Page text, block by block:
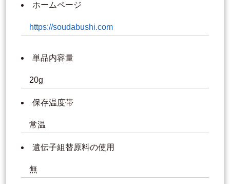
ホームページ
https://soudabushi.com
単品内容量
20g
保存温度帯
常温
遺伝子組替原料の使用
無